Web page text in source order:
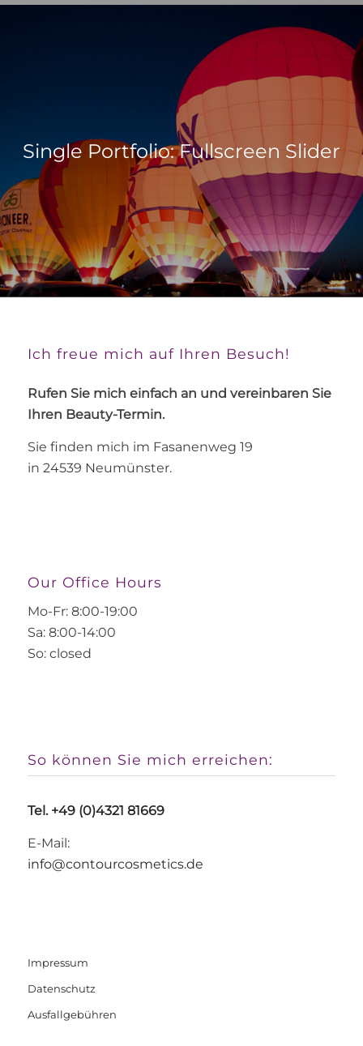
Single Portfolio: Fullscreen Slider
Ich freue mich auf Ihren Besuch!
Rufen Sie mich einfach an und vereinbaren Sie
Ihren Beauty-Termin.
Sie finden mich im Fasanenweg 19
in 24539 Neumünster.
Our Office Hours
Mo-Fr: 8:00-19:00
Sa: 8:00-14:00
So: closed
So können Sie mich erreichen:
Tel. +49 (0)4321 81669
E-Mail:
info@contourcosmetics.de
Impressum
Datenschutz
Ausfallgebühren